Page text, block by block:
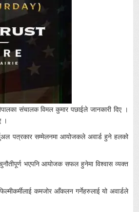
संचालक विमल कुमार पछाईले जानकारी दिए ।
।
पत्रकार सम्मेलनमा आयोजकले अवार्ड हुने हलको
भएपनि आयोजक सफल हुनेमा विश्वास व्यक्त
कमजोर आँकलन गर्नेहरुलाई यो अवार्डले